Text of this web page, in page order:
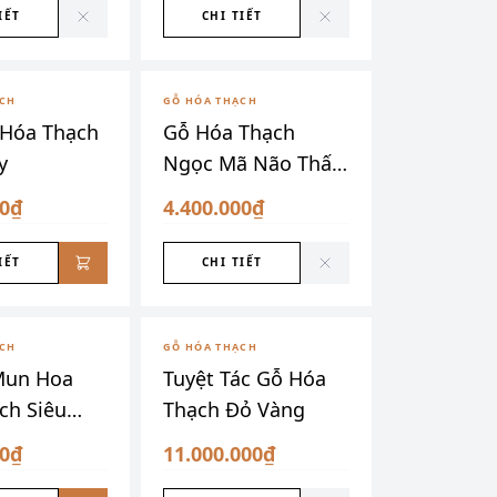
CHI TIẾT
Thạch
ĐÃ SƯU TẦM
GỖ HÓA THẠCH
Gỗ Hóa Thạch
Ngọc Mã Não Thấu
Quang VIP (Dáng
4.400.000₫
CHI TIẾT
Hoa
Siêu
ĐÃ SƯU TẦM
GỖ HÓA THẠCH
Tuyệt Tác Gỗ Hóa
Thạch Đỏ Vàng
11.000.000₫